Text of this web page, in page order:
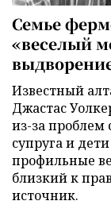
Семье
«веселый
Известный
Джастас
из-за проблем
супруга и
профильные
близкий к
источник.